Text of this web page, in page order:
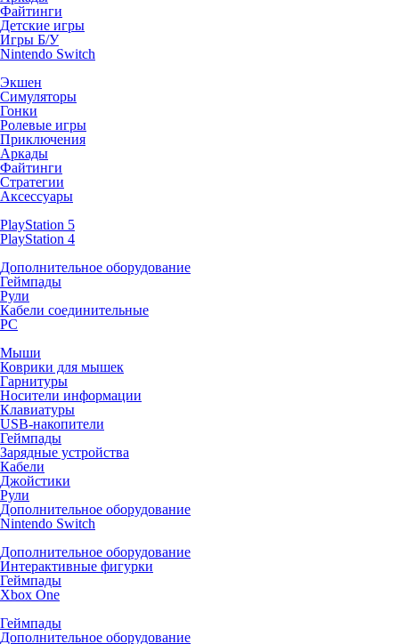
Файтинги
Детские игры
Игры Б/У
Nintendo Switch
Экшен
Симуляторы
Гонки
Ролевые игры
Приключения
Аркады
Файтинги
Стратегии
Аксессуары
PlayStation 5
PlayStation 4
Дополнительное оборудование
Геймпады
Рули
Кабели соединительные
PC
Мыши
Коврики для мышек
Гарнитуры
Носители информации
Клавиатуры
USB-накопители
Геймпады
Зарядные устройства
Кабели
Джойстики
Рули
Дополнительное оборудование
Nintendo Switch
Дополнительное оборудование
Интерактивные фигурки
Геймпады
Xbox One
Геймпады
Дополнительное оборудование